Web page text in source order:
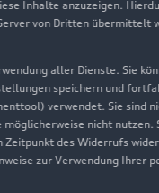
Inhalte anzuzeigen.
von Dritten übermittelt
aller Dienste. Sie
speichern und
verwendet. Sie sind
nicht nutzen.
Zeitpunkt des Widerrufs
zur Verwendung Ihrer